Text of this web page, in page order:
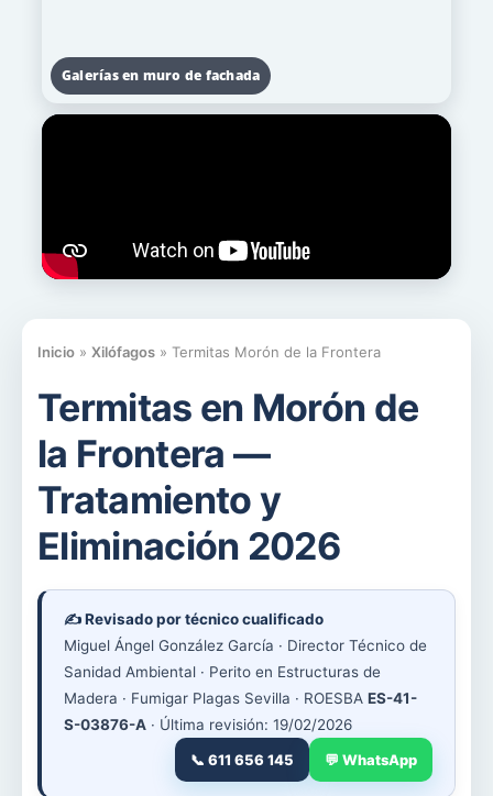
Galerías en muro de fachada
Inicio » Xilófagos » Termitas Morón de la Frontera
Termitas en Morón de
la Frontera —
Tratamiento y
Eliminación 2026
✍️ Revisado por técnico cualificado
Miguel Ángel González García · Director Técnico de
Sanidad Ambiental · Perito en Estructuras de
Madera · Fumigar Plagas Sevilla · ROESBA ES-41-
S-03876-A · Última revisión: 19/02/2026
📞 611 656 145
💬 WhatsApp